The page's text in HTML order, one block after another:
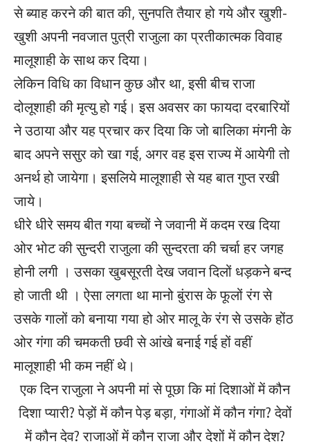
से ब्याह करने की बात की, सुनपति तैयार हो गये और खुशी-
खुशी अपनी नवजात पुत्री राजुला का प्रतीकात्मक विवाह
मालूशाही के साथ कर दिया।
लेकिन विधि का विधान कुछ और था, इसी बीच राजा
दोलूशाही की मृत्यु हो गई। इस अवसर का फायदा दरबारियों
ने उठाया और यह प्रचार कर दिया कि जो बालिका मंगनी के
बाद अपने ससुर को खा गई, अगर वह इस राज्य में आयेगी तो
अनर्थ हो जायेगा। इसलिये मालूशाही से यह बात गुप्त रखी
जाये।
धीरे धीरे समय बीत गया बच्चों ने जवानी में कदम रख दिया
ओर भोट की सुन्दरी राजुला की सुन्दरता की चर्चा हर जगह
होनी लगी । उसका खुबसूरती देख जवान दिलों धड़कने बन्द
हो जाती थी । ऐसा लगता था मानो बुंरास के फूलों रंग से
उसके गालों को बनाया गया हो ओर मालू के रंग से उसके होंठ
ओर गंगा की चमकती छवी से आंखे बनाई गई हों वहीं
मालूशाही भी कम नहीं थे।
एक दिन राजुला ने अपनी मां से पूछा कि मां दिशाओं में कौन
दिशा प्यारी? पेड़ों में कौन पेड़ बड़ा, गंगाओं में कौन गंगा? देवों
में कौन देव? राजाओं में कौन राजा और देशों में कौन देश?